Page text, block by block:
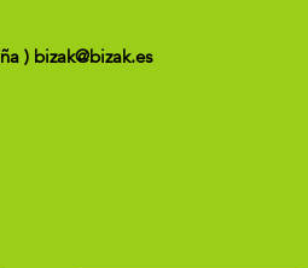
) bizak@bizak.es